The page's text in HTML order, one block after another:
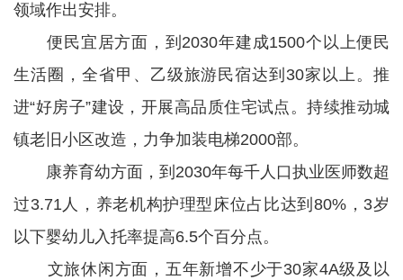
领域作出安排。
便民宜居方面，到2030年建成1500个以上便民
生活圈，全省甲、乙级旅游民宿达到30家以上。推
进“好房子”建设，开展高品质住宅试点。持续推动城
镇老旧小区改造，力争加装电梯2000部。
康养育幼方面，到2030年每千人口执业医师数超
过3.71人，养老机构护理型床位占比达到80%，3岁
以下婴幼儿入托率提高6.5个百分点。
文旅休闲方面，五年新增不少于30家4A级及以